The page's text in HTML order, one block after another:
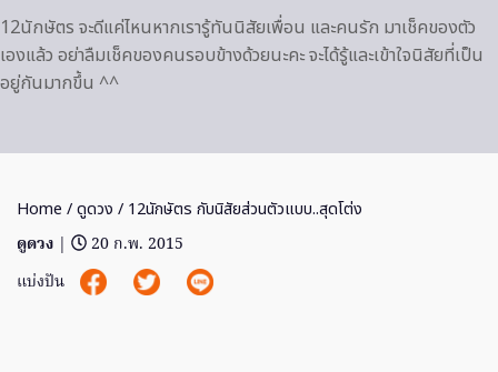
12นักษัตร จะดีแค่ไหนหากเรารู้ทันนิสัยเพื่อน และคนรัก มาเช็คของตัว
เองแล้ว อย่าลืมเช็คของคนรอบข้างด้วยนะคะ จะได้รู้และเข้าใจนิสัยที่เป็น
อยู่กันมากขึ้น ^^
Home /ดูดวง / 12นักษัตร กับนิสัยส่วนตัวแบบ..สุดโต่ง
ดูดวง |
20 ก.พ. 2015
แบ่งปัน